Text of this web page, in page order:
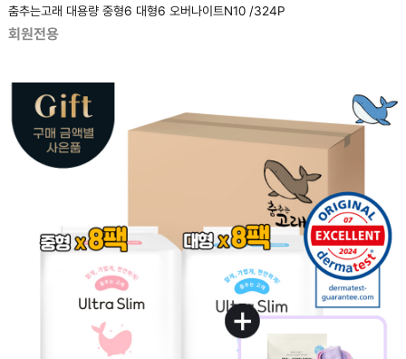
춤추는고래 대용량 중형6 대형6 오버나이트N10 /324P
회원전용